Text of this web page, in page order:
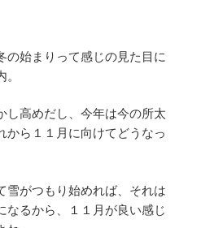
の始まりって感じの見た目に
し高めだし、今年は今の所太
から１１月に向けてどうなっ
雪がつもり始めれば、それは
なるから、１１月が良い感じ